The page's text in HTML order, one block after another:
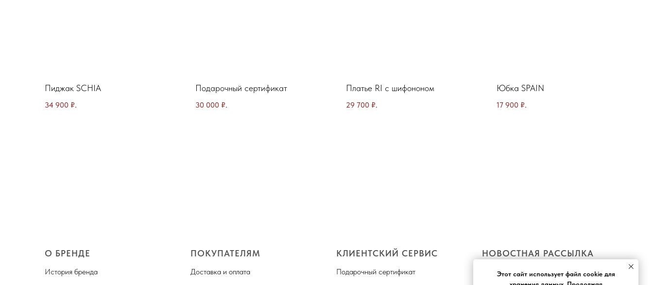
Пиджак SCHIA
34 900 ₽.
Подарочный сертификат
30 000 ₽.
Платье RI с шифононом
29 700 ₽.
Юбка SPAIN
17 900 ₽.
Этот сайт использует файл cookie для
О БРЕНДЕ
История бренда
ПОКУПАТЕЛЯМ
Доставка и оплата
КЛИЕНТСКИЙ СЕРВИС
Подарочный сертификат
НОВОСТНАЯ РАССЫЛКА